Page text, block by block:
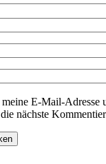
E-Mail-Adresse
nächste